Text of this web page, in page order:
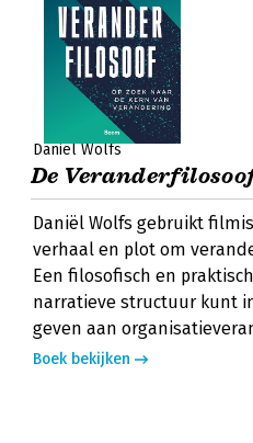
Daniël Wolfs
De
Daniël Wolfs gebruikt
verhaal en plot om
Een filosofisch en
narratieve structuur kunt
geven aan
Boek bekijken